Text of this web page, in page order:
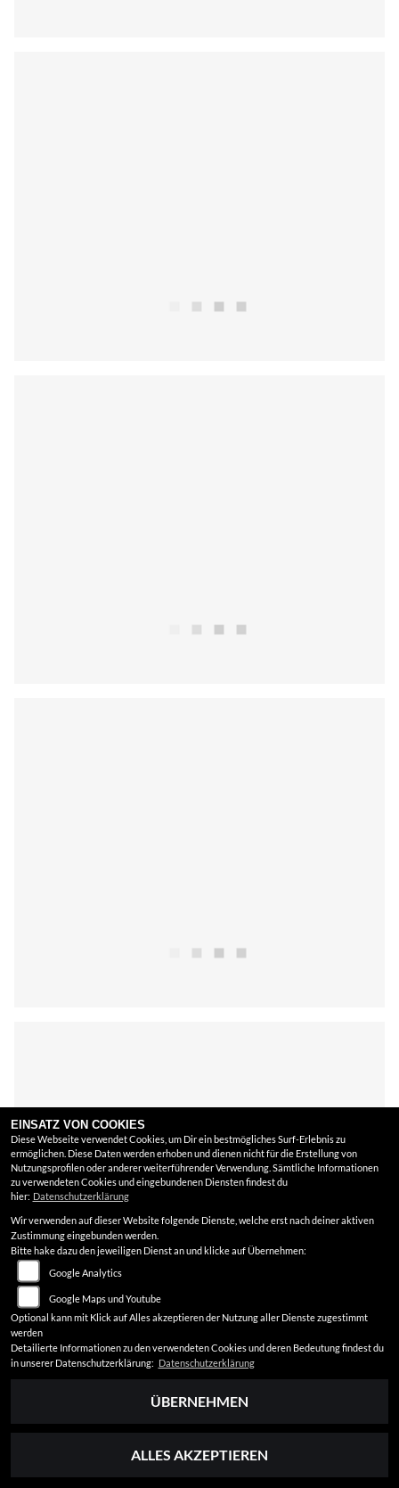
EINSATZ VON COOKIES
Diese Webseite verwendet Cookies, um Dir ein bestmögliches Surf-Erlebnis zu
ermöglichen. Diese Daten werden erhoben und dienen nicht für die Erstellung von
Nutzungsprofilen oder anderer weiterführender Verwendung. Sämtliche Informationen
zu verwendeten Cookies und eingebundenen Diensten findest du
hier: Datenschutzerklärung
Wir verwenden auf dieser Website folgende Dienste, welche erst nach deiner aktiven
Zustimmung eingebunden werden.
Bitte hake dazu den jeweiligen Dienst an und klicke auf Übernehmen:
Google Analytics
Google Maps und Youtube
Optional kann mit Klick auf Alles akzeptieren der Nutzung aller Dienste zugestimmt
werden
Detailierte Informationen zu den verwendeten Cookies und deren Bedeutung findest du
in unserer Datenschutzerklärung: Datenschutzerklärung
ÜBERNEHMEN
ALLES AKZEPTIEREN